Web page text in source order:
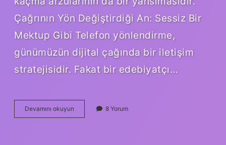
Çağrının Yön Değiştirdiği An: Sessiz Bir
Mektup Gibi Telefon yönlendirme,
günümüzün dijital çağında bir iletişim
stratejisidir. Fakat bir edebiyatçı…
Devamını okuyun
yönlendirme
8 Yorum